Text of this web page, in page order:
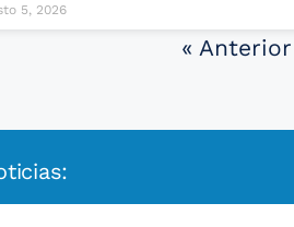
5, 2026
« Anterior